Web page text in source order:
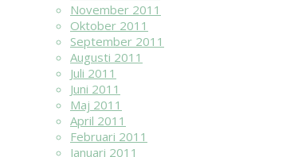
November 2011
Oktober 2011
September 2011
Augusti 2011
Juli 2011
Juni 2011
Maj 2011
April 2011
Februari 2011
Januari 2011